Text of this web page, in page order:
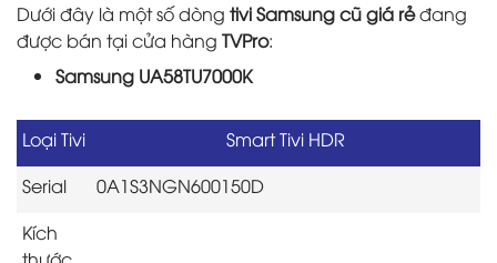
Dưới đây là một số dòng tivi Samsung cũ giá rẻđang
được bán tại cửa hàng TVPro:
Samsung UA58TU7000K
Loại Tivi
Smart Tivi HDR
Serial
0A1S3NGN600150D
Kích